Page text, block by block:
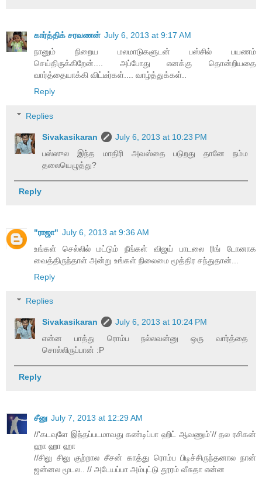
கார்த்திக் சரவணன் July 6, 2013 at 9:17 AM
நானும் நிறைய மலமாடுகளுடன் பஸ்சில் பயணம்
செய்திருக்கிறேன்.... அப்போது எனக்கு தொன்றியதை
வார்த்தையாக்கி விட்டீர்கள்.... வாழ்த்துக்கள்..
Reply
Replies
Sivakasikaran
July 6, 2013 at 10:23 PM
பஸ்ஸுல இந்த மாதிரி அவஸ்தை படுறது தானே நம்ம
தலையெழுத்து?
Reply
"ராஜா" July 6, 2013 at 9:36 AM
உங்கள் செல்லில் மட்டும் நீங்கள் விஜய் பாடலை ரிங் டோனாக
வைத்திருந்தாள் அன்று உங்கள் நிலைமை மூத்திர சந்துதான்...
Reply
Replies
Sivakasikaran
July 6, 2013 at 10:24 PM
என்ன பாத்து ரொம்ப நல்லவன்னு ஒரு வார்த்தை
சொல்லிருப்பான் :P
Reply
சீனு July 7, 2013 at 12:29 AM
//‘கடவுளே இந்தப்படமாவது கண்டிப்பா ஹிட் ஆவணும்’// தல ரசிகன்
ஹா ஹா ஹா
//சிலு சிலு குற்றால சீசன் காத்து ரொம்ப பிடிச்சிருந்தனால நான்
ஜன்னல மூடல.. // அடேயப்பா அம்புட்டு தூரம் வீசுதா என்ன